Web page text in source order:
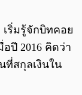
ริ่มรู้จักบิทคอย
ปี 2016 คิดว่า
ที่สกุลเงินใน